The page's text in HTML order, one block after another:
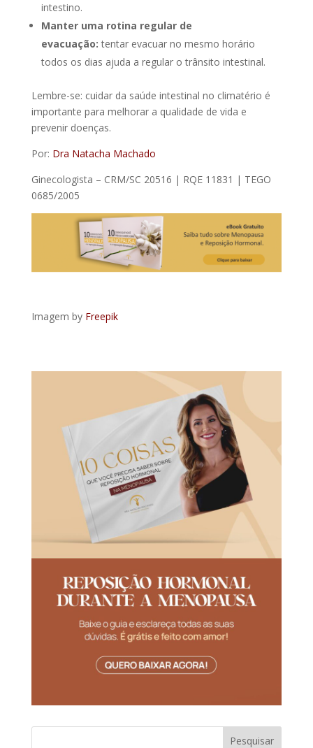
intestino.
Manter uma rotina regular de
evacuação: tentar evacuar no mesmo horário
todos os dias ajuda a regular o trânsito intestinal.
Lembre-se: cuidar da saúde intestinal no climatério é
importante para melhorar a qualidade de vida e
prevenir doenças.
Por: Dra Natacha Machado
Ginecologista – CRM/SC 20516 | RQE 11831 | TEGO
0685/2005
Imagem by Freepik
Pesquisar